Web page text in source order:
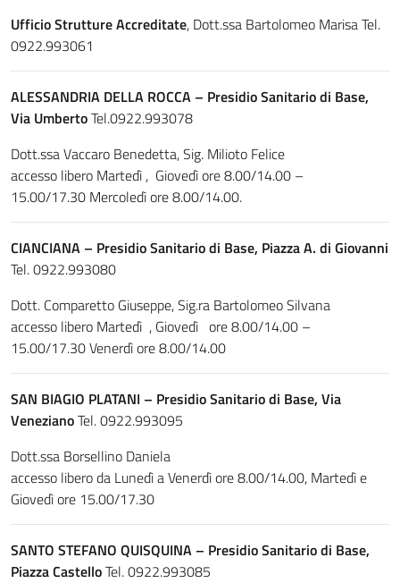
Ufficio Strutture Accreditate, Dott.ssa Bartolomeo Marisa Tel.
0922.993061
ALESSANDRIA DELLA ROCCA – Presidio Sanitario di Base,
Via UmbertoTel.0922.993078
Dott.ssa Vaccaro Benedetta, Sig. Milioto Felice
accesso libero Martedì , Giovedì ore 8.00/14.00 –
15.00/17.30 Mercoledì ore 8.00/14.00.
CIANCIANA – Presidio Sanitario di Base, Piazza A. di Giovanni
Tel. 0922.993080
Dott. Comparetto Giuseppe, Sig.ra Bartolomeo Silvana
accesso libero Martedì , Giovedì ore 8.00/14.00 –
15.00/17.30 Venerdì ore 8.00/14.00
SAN BIAGIO PLATANI – Presidio Sanitario di Base, Via
VenezianoTel. 0922.993095
Dott.ssa Borsellino Daniela
accesso libero da Lunedì a Venerdì ore 8.00/14.00, Martedì e
Giovedì ore 15.00/17.30
SANTO STEFANO QUISQUINA – Presidio Sanitario di Base,
Piazza CastelloTel. 0922.993085